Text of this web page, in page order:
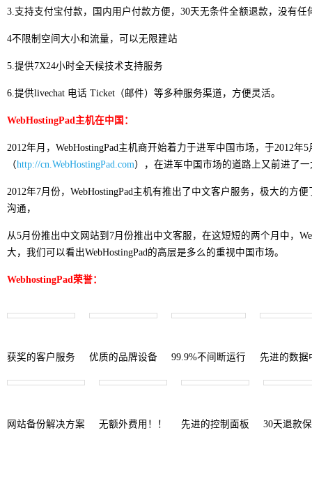
3.支持支付宝付款，国内用户付款方便，30天无条件全额退款，没有任
4不限制空间大小和流量，可以无限建站
5.提供7X24小时全天候技术支持服务
6.提供livechat 电话 Ticket（邮件）等多种服务渠道，方便灵活。
WebHostingPad主机在中国：
2012年月，WebHostingPad主机商开始着力于进军中国市场，于2012年
（http://cn.WebHostingPad.com），在进军中国市场的道路上又前进了
2012年7月份，WebHostingPad主机有推出了中文客户服务，极大的方
沟通，
从5月份推出中文网站到7月份推出中文客服，在这短短的两个月中，
大，我们可以看出WebHostingPad的高层是多么的重视中国市场。
WebhostingPad荣誉：
获奖的客户服务 优质的品牌设备 99.9%不间断运行 先进的数据
网站备份解决方案 无额外费用！！ 先进的控制面板 30天退款